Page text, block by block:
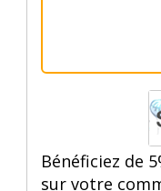
Bénéficiez de
sur votre